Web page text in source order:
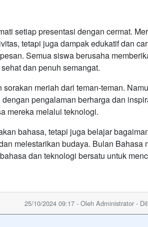
setiap presentasi dengan cermat.
tetapi juga dampak edukatif dan
Semua siswa berusaha
dan penuh semangat.
meriah dari teman-teman.
pengalaman berharga dan
mereka melalui teknologi.
bahasa, tetapi juga belajar
melestarikan budaya. Bulan Bahasa
dan teknologi bersatu untuk
25/10/2024 09:17 - Oleh Administrator -